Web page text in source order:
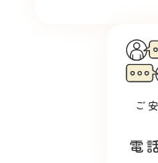
ご
電